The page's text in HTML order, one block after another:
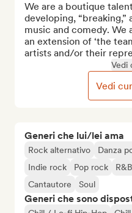
Generi che lui/lei ama
Rock alternativo Danza
Indie rock
Pop rock R&B
Cantautore
Soul
Generi che sono
We are a boutique
developing, “breaking,”
music and comedy. We
an extension of ‘the
artists and/or their
Vedi
Vedi